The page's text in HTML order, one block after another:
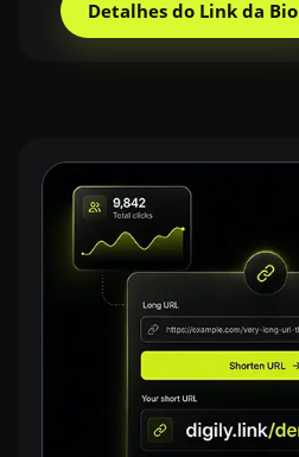
Detalhes do Link da Bio